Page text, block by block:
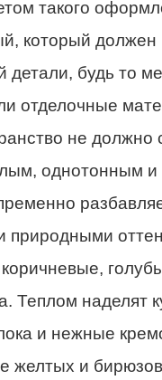
такого
который должен
детали, будь то
отделочные
не должно
однотонным и
коричневые,
Теплом наделят
и нежные
желтых и